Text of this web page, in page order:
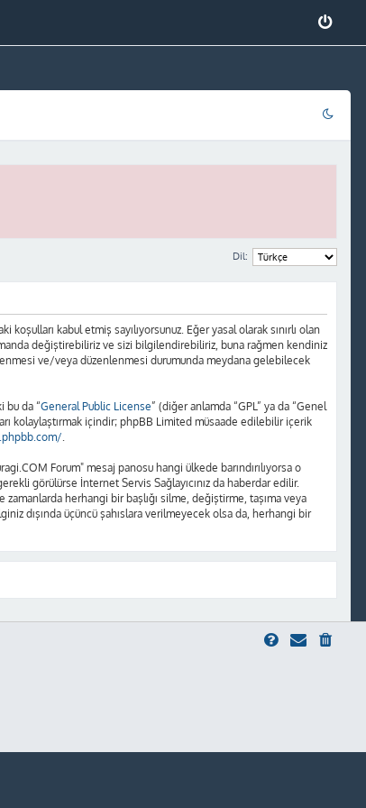
Dil:
kabul etmiş sayılıyorsunuz. Eğer yasal olarak sınırlı olan
değiştirebiliriz ve sizi bilgilendirebiliriz, buna rağmen kendiniz
ve/veya düzenlenmesi durumunda meydana gelebilecek
bu da “General Public License” (diğer anlamda “GPL” ya da “Genel
kolaylaştırmak içindir; phpBB Limited müsaade edilebilir içerik
Forum" mesaj panosu hangi ülkede barındırılıyorsa o
görülürse İnternet Servis Sağlayıcınız da haberdar edilir.
herhangi bir başlığı silme, değiştirme, taşıma veya
dışında üçüncü şahıslara verilmeyecek olsa da, herhangi bir